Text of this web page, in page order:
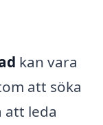
kan vara
att söka
att leda